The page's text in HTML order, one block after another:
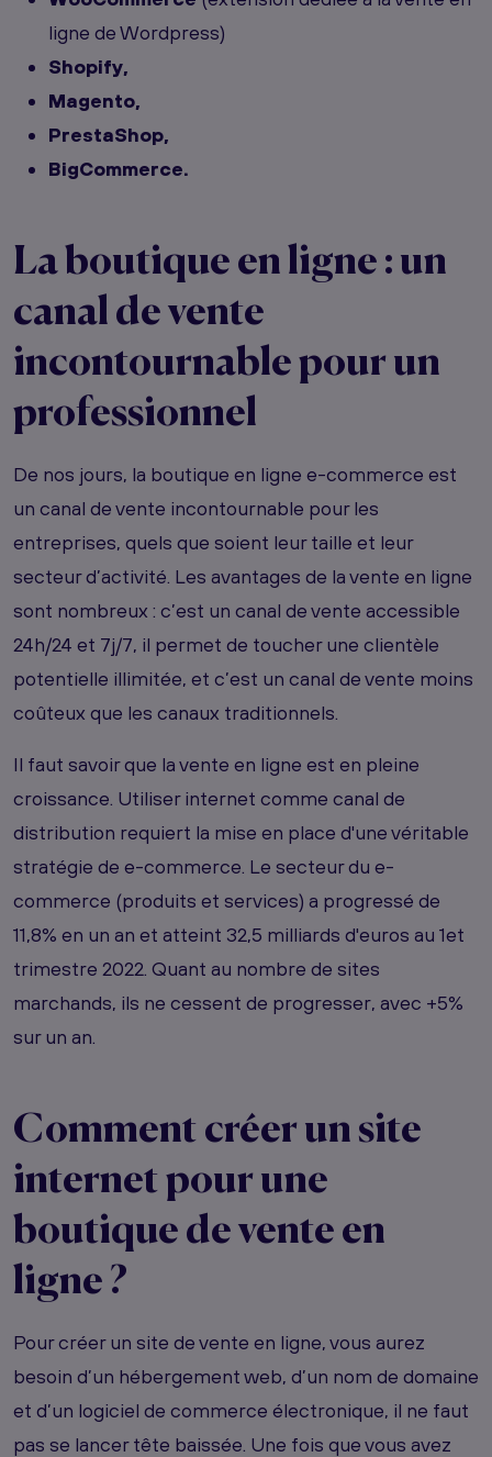
ligne de Wordpress)
Shopify,
Magento,
PrestaShop,
BigCommerce.
La boutique en ligne : un
canal de vente
incontournable pour un
professionnel
De nos jours, la boutique en ligne e-commerce est
un canal de vente incontournable pour les
entreprises, quels que soient leur taille et leur
secteur d’activité. Les avantages de la vente en ligne
sont nombreux : c’est un canal de vente accessible
24h/24 et 7j/7, il permet de toucher une clientèle
potentielle illimitée, et c’est un canal de vente moins
coûteux que les canaux traditionnels.
Il faut savoir que la vente en ligne est en pleine
croissance. Utiliser internet comme canal de
distribution requiert la mise en place d'une véritable
stratégie de e-commerce. Le secteur du e-
commerce (produits et services) a progressé de
11,8% en un an et atteint 32,5 milliards d'euros au 1et
trimestre 2022. Quant au nombre de sites
marchands, ils ne cessent de progresser, avec +5%
sur un an.
Comment créer un site
internet pour une
boutique de vente en
ligne ?
Pour créer un site de vente en ligne, vous aurez
besoin d’un hébergement web, d’un nom de domaine
et d’un logiciel de commerce électronique, il ne faut
pas se lancer tête baissée. Une fois que vous avez